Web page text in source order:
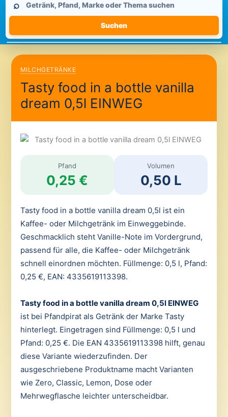
durchsuchen
⌕
Suchen
MILCHGETRÄNKE
Tasty food in a bottle vanilla
dream 0,5l EINWEG
Pfand
0,25 €
Volumen
0,50 L
Tasty food in a bottle vanilla dream 0,5l ist ein
Kaffee- oder Milchgetränk im Einweggebinde.
Geschmacklich steht Vanille-Note im Vordergrund,
passend für alle, die Kaffee- oder Milchgetränk
schnell einordnen möchten. Füllmenge: 0,5 l, Pfand:
0,25 €, EAN: 4335619113398.
Tasty food in a bottle vanilla dream 0,5l EINWEG
ist bei Pfandpirat als Getränk der Marke Tasty
hinterlegt. Eingetragen sind Füllmenge: 0,5 l und
Pfand: 0,25 €. Die EAN 4335619113398 hilft, genau
diese Variante wiederzufinden. Der
ausgeschriebene Produktname macht Varianten
wie Zero, Classic, Lemon, Dose oder
Mehrwegflasche leichter unterscheidbar.